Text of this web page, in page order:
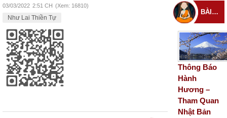
03/03/2022 2:51 CH (Xem: 16810)
Như Lai Thiền Tự
BÀI ĐĂNG MỚI
Thông Báo
Hành
Hương –
Tham Quan
Nhật Bản